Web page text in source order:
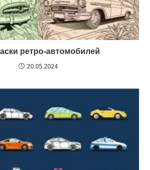
ретро-автомобилей
20.05.2024